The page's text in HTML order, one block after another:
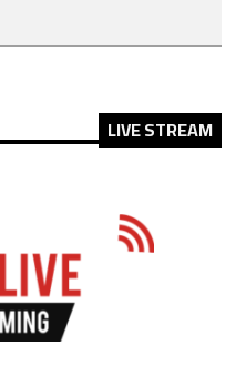
LIVE STREAM